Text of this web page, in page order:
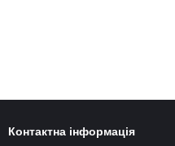
Контактна інформація